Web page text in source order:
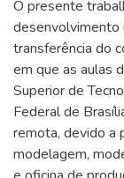
O presente
desenvolvimento
transferência do
em que as aulas
Superior de
Federal de
remota, devido a
modelagem,